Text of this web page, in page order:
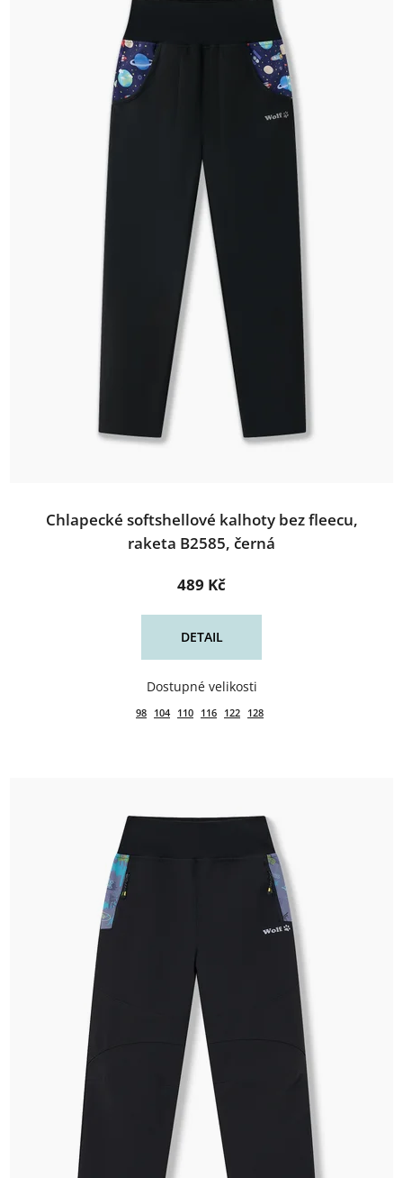
Chlapecké softshellové kalhoty bez fleecu,
raketa B2585, černá
489 Kč
DETAIL
98 104 110 116 122 128